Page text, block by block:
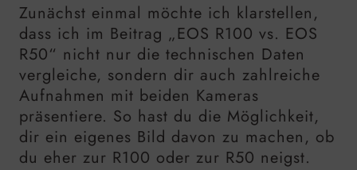
Zunächst einmal möchte ich klarstellen,
dass ich im Beitrag „EOS R100 vs. EOS
R50“ nicht nur die technischen Daten
vergleiche, sondern dir auch zahlreiche
Aufnahmen mit beiden Kameras
präsentiere. So hast du die Möglichkeit,
dir ein eigenes Bild davon zu machen, ob
du eher zur R100 oder zur R50 neigst.